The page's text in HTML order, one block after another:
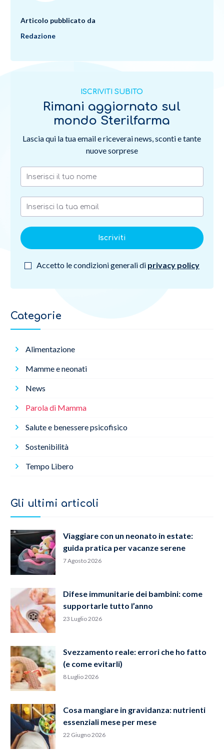
Categorie
Alimentazione
Mamme e neonati
News
Parola di Mamma
Salute e benessere psicofisico
Sostenibilità
Tempo Libero
Gli ultimi articoli
Viaggiare con un neonato in estate:
guida pratica per vacanze serene
7 Agosto 2026
Difese immunitarie dei bambini: come
supportarle tutto l’anno
23 Luglio 2026
Svezzamento reale: errori che ho fatto
(e come evitarli)
8 Luglio 2026
Cosa mangiare in gravidanza: nutrienti
essenziali mese per mese
22 Giugno 2026
Articolo pubblicato da
Redazione
ISCRIVITI SUBITO
Rimani aggiornato sul
mondo Sterilfarma
Lascia qui la tua email e riceverai news, sconti e tante
nuove sorprese
Iscriviti
Accetto le condizioni generali di privacy policy